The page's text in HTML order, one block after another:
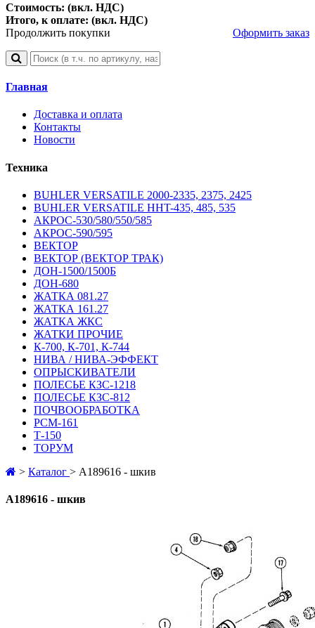
Стоимость: (вкл. НДС)
Итого, к оплате: (вкл. НДС)
Продолжить покупки
Оформить заказ
Главная
Доставка и оплата
Контакты
Новости
Техника
BUHLER VERSATILE 2000-2335, 2375, 2425
BUHLER VERSATILE HHT-435, 485, 535
АКРОС-530/580/550/585
АКРОС-590/595
ВЕКТОР
ВЕКТОР (ВЕКТОР ТРАК)
ДОН-1500/1500Б
ДОН-680
ЖАТКА 081.27
ЖАТКА 161.27
ЖАТКА ЖКС
ЖАТКИ ПРОЧИЕ
К-700, К-701, К-744
НИВА / НИВА-ЭФФЕКТ
ОПРЫСКИВАТЕЛИ
ПОЛЕСЬЕ КЗС-1218
ПОЛЕСЬЕ КЗС-812
ПОЧВООБРАБОТКА
РСМ-161
Т-150
ТОРУМ
> Каталог > A189616 - шкив
A189616 - шкив